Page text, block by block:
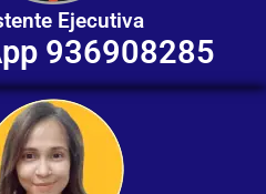
Ejecutiva
936908285